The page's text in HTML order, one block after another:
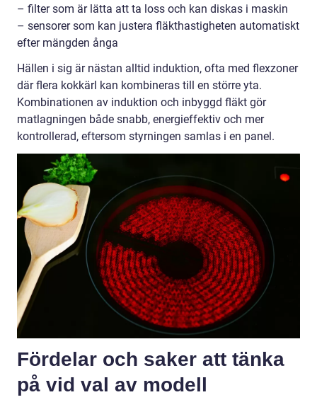
– filter som är lätta att ta loss och kan diskas i maskin
– sensorer som kan justera fläkthastigheten automatiskt
efter mängden ånga
Hällen i sig är nästan alltid induktion, ofta med flexzoner
där flera kokkärl kan kombineras till en större yta.
Kombinationen av induktion och inbyggd fläkt gör
matlagningen både snabb, energieffektiv och mer
kontrollerad, eftersom styrningen samlas i en panel.
Fördelar och saker att tänka
på vid val av modell